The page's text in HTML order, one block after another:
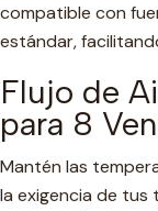
compatible con
estándar,
Flujo de
para 8
Mantén las
la exigencia de tus